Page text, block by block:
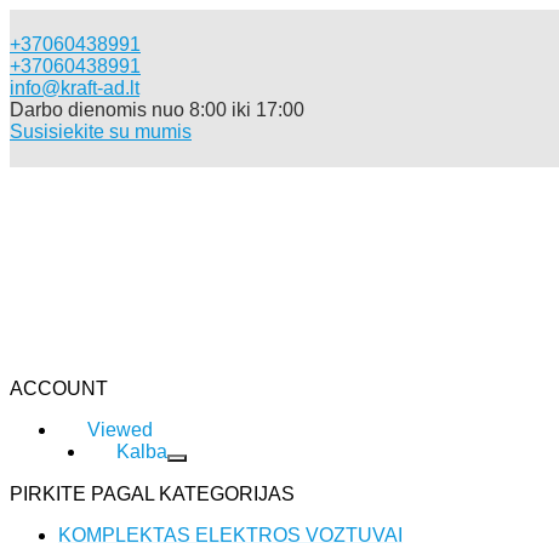
+37060438991
+37060438991
info@kraft-ad.lt
Darbo dienomis nuo 8:00 iki 17:00
Susisiekite su mumis
ACCOUNT
Viewed
Kalba
PIRKITE PAGAL KATEGORIJAS
KOMPLEKTAS ELEKTROS VOZTUVAI